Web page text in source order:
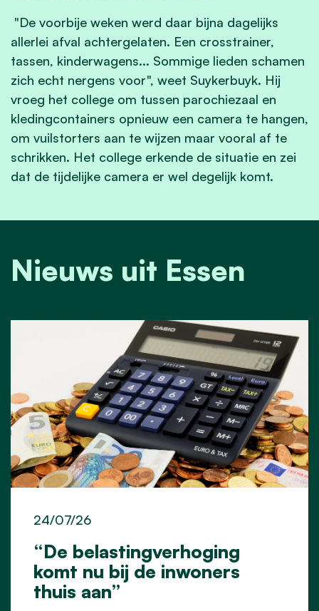
"De voorbije weken werd daar bijna dagelijks
allerlei afval achtergelaten. Een crosstrainer,
tassen, kinderwagens... Sommige lieden schamen
zich echt nergens voor", weet Suykerbuyk. Hij
vroeg het college om tussen parochiezaal en
kledingcontainers opnieuw een camera te hangen,
om vuilstorters aan te wijzen maar vooral af te
schrikken. Het college erkende de situatie en zei
dat de tijdelijke camera er wel degelijk komt.
Nieuws uit Essen
“De belastingverhoging
komt nu bij de inwoners
thuis aan”
24/07/26